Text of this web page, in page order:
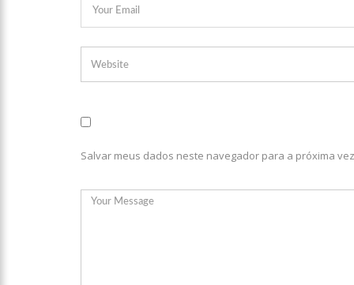
12:56 Virginia Fonseca
12:42 Casal morre em
Salvar meus dados neste navegador para a próxima